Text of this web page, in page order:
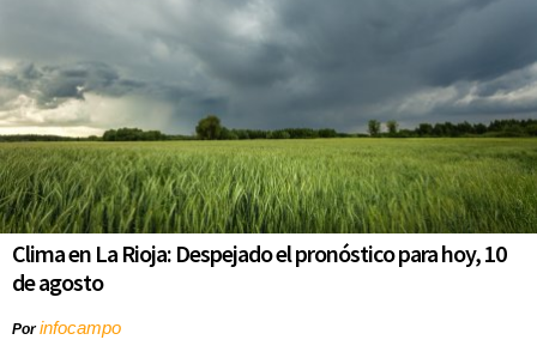
Clima en La Rioja: Despejado el pronóstico para hoy, 10
de agosto
Porinfocampo